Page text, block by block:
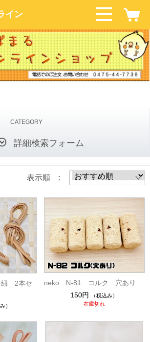
イン
CATEGORY
詳細検索フォーム
表示順 :
2本セ
）
neko N-81 コルク 穴あり
150円
（税込み）
在庫切れ